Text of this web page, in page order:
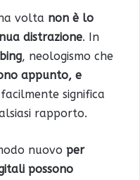
volta non è lo
distrazione. In
, neologismo che
appunto, e
significa
rapporto.
nuovo per
possono